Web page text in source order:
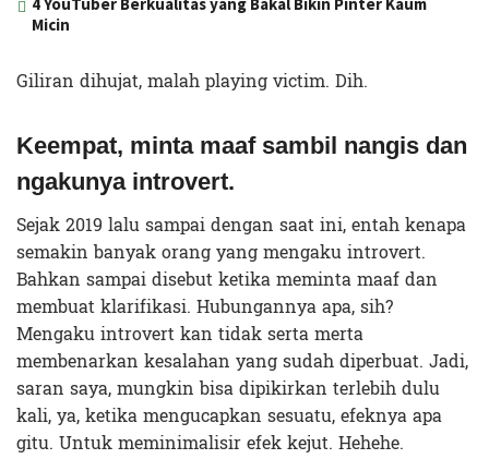
4 YouTuber Berkualitas yang Bakal Bikin Pinter Kaum
Micin
Giliran dihujat, malah playing victim. Dih.
Keempat, minta maaf sambil nangis dan
ngakunya introvert.
Sejak 2019 lalu sampai dengan saat ini, entah kenapa
semakin banyak orang yang mengaku introvert.
Bahkan sampai disebut ketika meminta maaf dan
membuat klarifikasi. Hubungannya apa, sih?
Mengaku introvert kan tidak serta merta
membenarkan kesalahan yang sudah diperbuat. Jadi,
saran saya, mungkin bisa dipikirkan terlebih dulu
kali, ya, ketika mengucapkan sesuatu, efeknya apa
gitu. Untuk meminimalisir efek kejut. Hehehe.